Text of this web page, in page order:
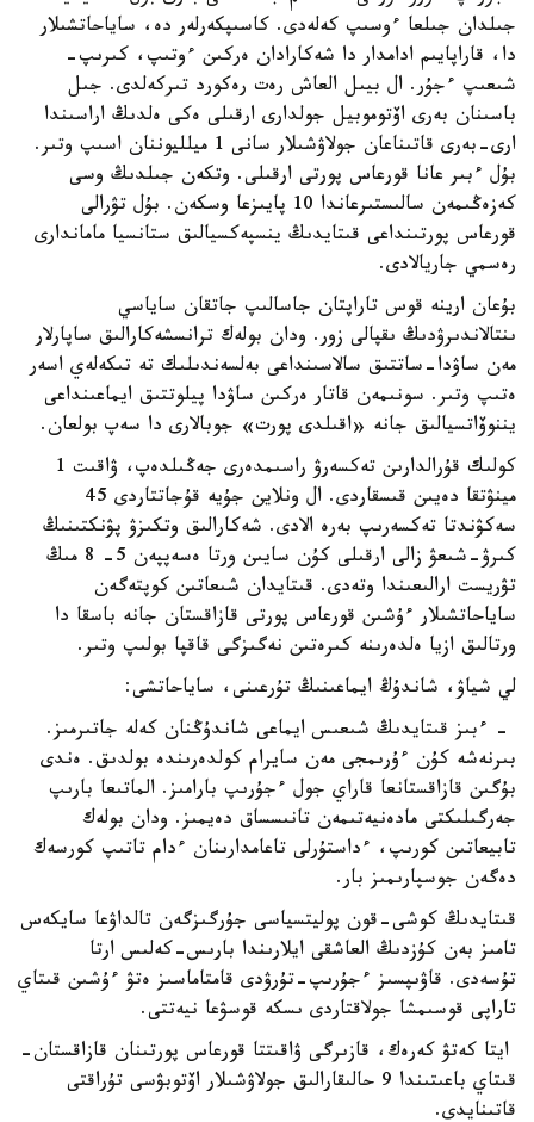
جىلدان جىلعا ءوسىپ كەلەدى. كاسىپكەرلەر دە، ساياحاتشىلار
دا، قاراپايىم ادامدار دا شەكارادان ەركىن ءوتىپ، كىرىپ-
شىعىپ ءجۇر. ال بيىل العاش رەت رەكورد تىركەلدى. جىل
باسىنان بەرى اۆتوموبيل جولدارى ارقىلى ەكى ەلدىڭ اراسىندا
ارى-بەرى قاتىناعان جولاۋشىلار سانى 1 ميلليوننان اسىپ وتىر.
بۇل ءبىر عانا قورعاس پورتى ارقىلى. وتكەن جىلدىڭ وسى
كەزەڭىمەن سالىستىرعاندا 10 پايىزعا وسكەن. بۇل تۋرالى
قورعاس پورتىنداعى قىتايدىڭ ينسپەكسيالىق ستانسيا ماماندارى
رەسمي جاريالادى.
بۇعان ارينە قوس تاراپتان جاسالىپ جاتقان ساياسي
ىنتالاندىرۋدىڭ ىقپالى زور. ودان بولەك ترانسشەكارالىق ساپارلار
مەن ساۋدا-ساتتىق سالاسىنداعى بەلسەندىلىك تە تىكەلەي اسەر
ەتىپ وتىر. سونىمەن قاتار ەركىن ساۋدا پيلوتتىق ايماعىنداعى
يننوۆاتسيالىق جانە «اقىلدى پورت» جوبالارى دا سەپ بولعان.
كولىك قۇرالدارىن تەكسەرۋ راسىمدەرى جەڭىلدەپ، ۋاقىت 1
مينۋتقا دەيىن قىسقاردى. ال ونلاين جۇيە قۇجاتتاردى 45
سەكۋندتا تەكسەرىپ بەرە الادى. شەكارالىق وتكىزۋ پۋنكتىنىڭ
كىرۋ-شىعۋ زالى ارقىلى كۇن سايىن ورتا ەسەپپەن 5- 8 مىڭ
تۋريست ارالىعىندا وتەدى. قىتايدان شىعاتىن كوپتەگەن
ساياحاتشىلار ءۇشىن قورعاس پورتى قازاقستان جانە باسقا دا
ورتالىق ازيا ەلدەرىنە كىرەتىن نەگىزگى قاقپا بولىپ وتىر.
لي شياۋ، شاندۇڭ ايماعىنىڭ تۇرعىنى، ساياحاتشى:
- ءبىز قىتايدىڭ شىعىس ايماعى شاندۇڭنان كەلە جاتىرمىز.
بىرنەشە كۇن ءۇرىمجى مەن سايرام كولدەرىندە بولدىق. ەندى
بۇگىن قازاقستانعا قاراي جول ءجۇرىپ بارامىز. الماتىعا بارىپ
جەرگىلىكتى مادەنيەتىمەن تانىسساق دەيمىز. ودان بولەك
تابيعاتىن كورىپ، ءداستۇرلى تاعامدارىنان ءدام تاتىپ كورسەك
دەگەن جوسپارىمىز بار.
قىتايدىڭ كوشى-قون پوليتسياسى جۇرگىزگەن تالداۋعا سايكەس
تامىز بەن كۇزدىڭ العاشقى ايلارىندا بارىس-كەلىس ارتا
تۇسەدى. قاۋىپسىز ءجۇرىپ-تۇرۋدى قامتاماسىز ەتۋ ءۇشىن قىتاي
تاراپى قوسىمشا جولاقتاردى ىسكە قوسۋعا نيەتتى.
ايتا كەتۋ كەرەك، قازىرگى ۋاقىتتا قورعاس پورتىنان قازاقستان-
قىتاي باعىتىندا 9 حالىقارالىق جولاۋشىلار اۆتوبۋسى تۇراقتى
قاتىنايدى.